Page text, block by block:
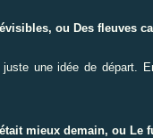
ou Des fleuves
une idée de départ.
mieux demain, ou Le